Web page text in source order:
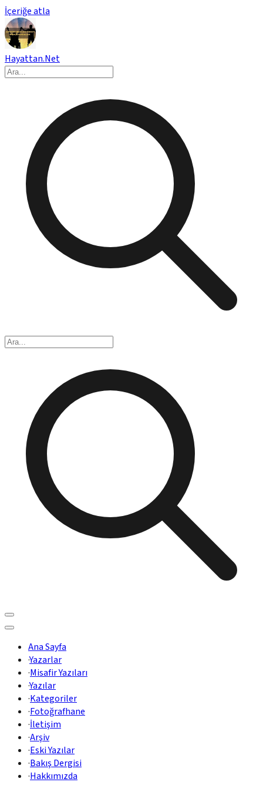
İçeriğe atla
Hayattan.Net
Ana Sayfa
·Yazarlar
·Misafir Yazıları
·Yazılar
·Kategoriler
·Fotoğrafhane
·İletişim
·Arşiv
·Eski Yazılar
·Bakış Dergisi
·Hakkımızda